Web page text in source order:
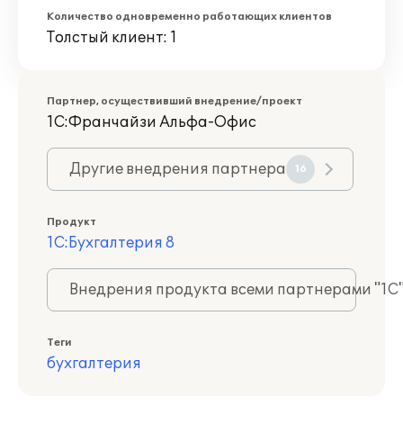
Количество одновременно работающих клиентов
Толстый клиент: 1
Партнер, осуществивший внедрение/проект
1С:Франчайзи Альфа-Офис
Другие внедрения партнера 16
Продукт
1С:Бухгалтерия 8
Внедрения продукта всеми партнерами
Теги
бухгалтерия